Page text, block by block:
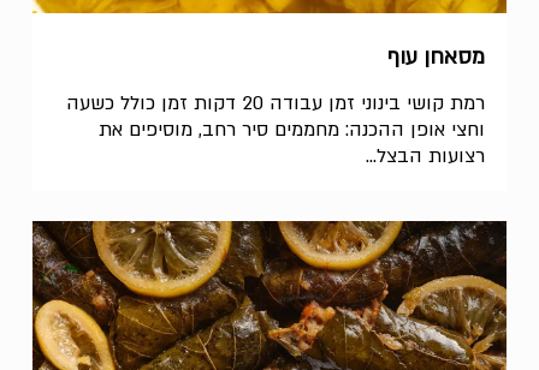
מסאחן עוף
רמת קושי בינוני זמן עבודה 20 דקות זמן כולל כשעה
וחצי אופן ההכנה: מחממים סיר רחב, מוסיפים את
רצועות הבצל...